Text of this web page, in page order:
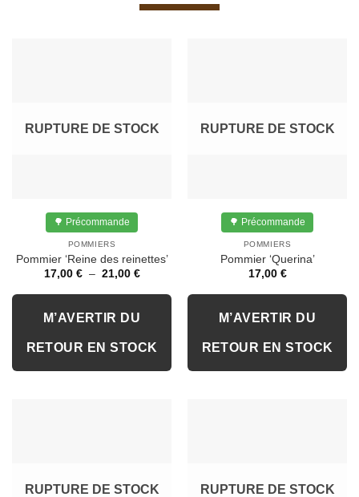
RUPTURE DE STOCK
🌳 Précommande
POMMIERS
Pommier ‘Reine des reinettes’
17,00 € – 21,00 €Plage
prix :
à
M’AVERTIR DU
RETOUR EN STOCK
RUPTURE DE STOCK
🌳 Précommande
POMMIERS
Pommier ‘Querina’
17,00 €
M’AVERTIR DU
RETOUR EN STOCK
RUPTURE DE STOCK RUPTURE DE STOCK